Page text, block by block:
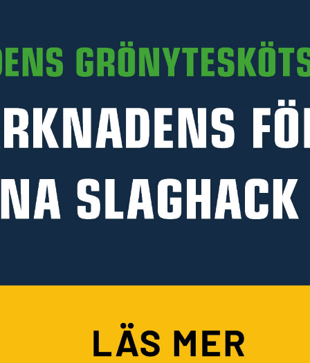
Art. nr 30-54920950
PRODUKTINFORMATION
HANDLA PÅ KELLFRI